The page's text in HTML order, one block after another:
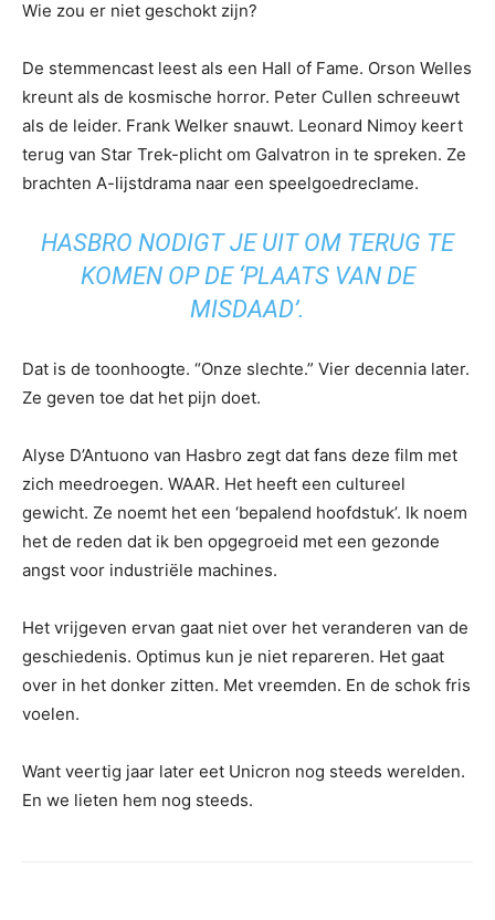
Wie zou er niet geschokt zijn?
De stemmencast leest als een Hall of Fame. Orson Welles
kreunt als de kosmische horror. Peter Cullen schreeuwt
als de leider. Frank Welker snauwt. Leonard Nimoy keert
terug van Star Trek-plicht om Galvatron in te spreken. Ze
brachten A-lijstdrama naar een speelgoedreclame.
HASBRO NODIGT JE UIT OM TERUG TE
KOMEN OP DE ‘PLAATS VAN DE
MISDAAD’.
Dat is de toonhoogte. “Onze slechte.” Vier decennia later.
Ze geven toe dat het pijn doet.
Alyse D’Antuono van Hasbro zegt dat fans deze film met
zich meedroegen. WAAR. Het heeft een cultureel
gewicht. Ze noemt het een ‘bepalend hoofdstuk’. Ik noem
het de reden dat ik ben opgegroeid met een gezonde
angst voor industriële machines.
Het vrijgeven ervan gaat niet over het veranderen van de
geschiedenis. Optimus kun je niet repareren. Het gaat
over in het donker zitten. Met vreemden. En de schok fris
voelen.
Want veertig jaar later eet Unicron nog steeds werelden.
En we lieten hem nog steeds.